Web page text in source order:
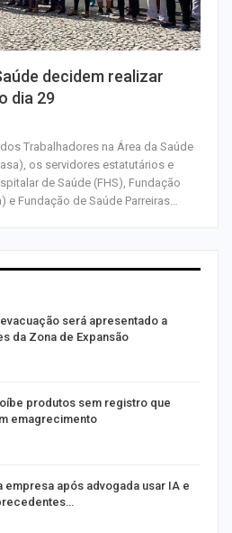
decidem realizar
dia 29
Trabalhadores na Área da Saúde
os servidores estatutários e
de Saúde (FHS), Fundação
e Fundação de Saúde Parreiras…
será apresentado a
da Zona de Expansão
produtos sem registro que
emagrecimento
empresa após advogada usar IA e